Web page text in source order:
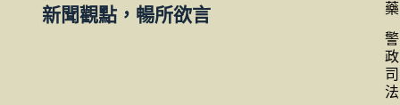
新聞觀點，暢所欲言
藥
警
政
司
法